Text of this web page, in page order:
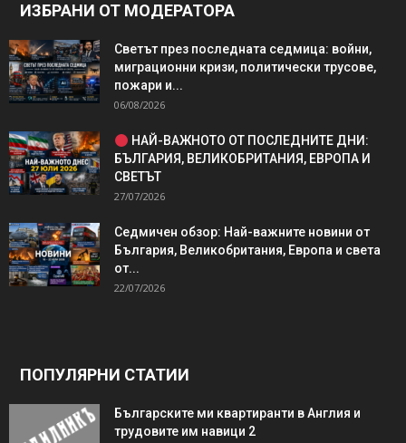
ИЗБРАНИ ОТ МОДЕРАТОРА
Светът през последната седмица: войни,
миграционни кризи, политически трусове,
пожари и...
06/08/2026
НАЙ-ВАЖНОТО ОТ ПОСЛЕДНИТЕ ДНИ:
БЪЛГАРИЯ, ВЕЛИКОБРИТАНИЯ, ЕВРОПА И
СВЕТЪТ
27/07/2026
Седмичен обзор: Най-важните новини от
България, Великобритания, Европа и света
от...
22/07/2026
ПОПУЛЯРНИ СТАТИИ
Българските ми квартиранти в Англия и
трудовите им навици 2